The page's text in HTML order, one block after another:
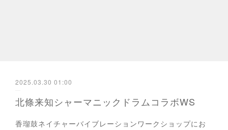
2025.03.30 01:00
北條来知シャーマニックドラムコラボWS
香瑠鼓ネイチャーバイブレーションワークショップにお